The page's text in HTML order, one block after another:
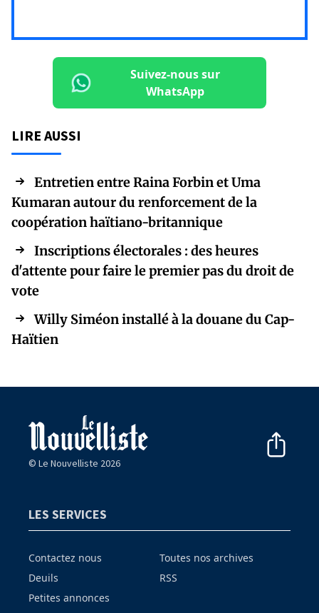
Suivez-nous sur
WhatsApp
LIRE AUSSI
Entretien entre Raina Forbin et Uma
Kumaran autour du renforcement de la
coopération haïtiano-britannique
Inscriptions électorales : des heures
d'attente pour faire le premier pas du droit de
vote
Willy Siméon installé à la douane du Cap-
Haïtien
© Le Nouvelliste 2026
LES SERVICES
Contactez nous
Deuils
Petites annonces
Toutes nos archives
RSS